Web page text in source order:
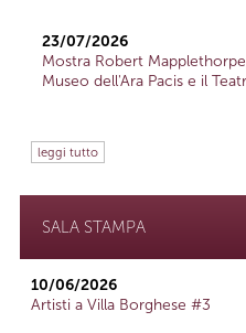
23/07/2026
Mostra Robert
Museo dell'Ara Pacis e il
leggi tutto
SALA STAMPA
10/06/2026
Artisti a Villa Borghese #3